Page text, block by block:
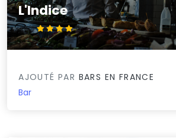
L'Indice
4.4/5
AJOUTÉ PAR BARS EN FRANCE
Bar